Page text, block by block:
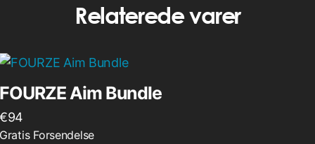
Relaterede varer
FOURZE Aim Bundle
€94
Gratis Forsendelse